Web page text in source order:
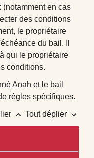
(notamment en cas
des conditions
le propriétaire
du bail. Il
qui le propriétaire
conditions.
Anah et le bail
règles spécifiques.
keyboard_arrow_up Tout déplier keyboard_arrow_down